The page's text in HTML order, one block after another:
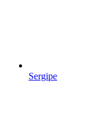
Sergipe